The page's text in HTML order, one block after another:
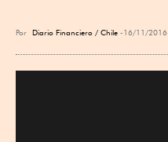
Por Diario Financiero / Chile 16/11/